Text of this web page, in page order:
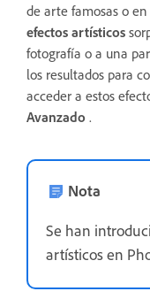
de arte famosas o
efectos artísticos
fotografía o a una
los resultados para
acceder a estos
Avanzado .
Nota
Se han
artísticos en